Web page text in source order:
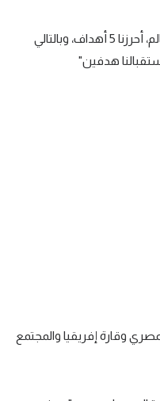
وأضاف "خلال 3 مباريات في كأس العالم، أحرزنا 5 أهداف، وبالتالي
هدفين"
وقارة إفريقيا والمجتمع